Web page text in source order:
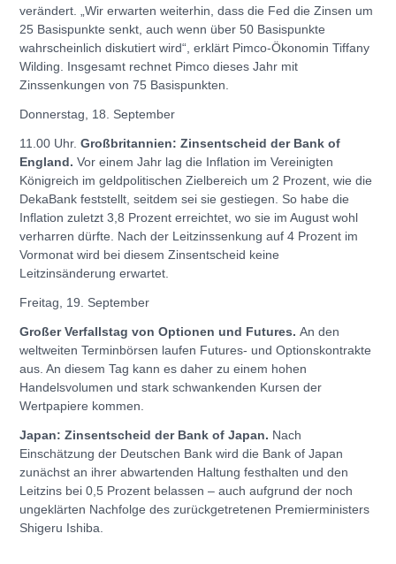
verändert. „Wir erwarten weiterhin, dass die Fed die Zinsen um
25 Basispunkte senkt, auch wenn über 50 Basispunkte
wahrscheinlich diskutiert wird“, erklärt Pimco-Ökonomin Tiffany
Wilding. Insgesamt rechnet Pimco dieses Jahr mit
Zinssenkungen von 75 Basispunkten.
Donnerstag, 18. September
11.00 Uhr. Großbritannien: Zinsentscheid der Bank of
England. Vor einem Jahr lag die Inflation im Vereinigten
Königreich im geldpolitischen Zielbereich um 2 Prozent, wie die
DekaBank feststellt, seitdem sei sie gestiegen. So habe die
Inflation zuletzt 3,8 Prozent erreichtet, wo sie im August wohl
verharren dürfte. Nach der Leitzinssenkung auf 4 Prozent im
Vormonat wird bei diesem Zinsentscheid keine
Leitzinsänderung erwartet.
Freitag, 19. September
Großer Verfallstag von Optionen und Futures. An den
weltweiten Terminbörsen laufen Futures- und Optionskontrakte
aus. An diesem Tag kann es daher zu einem hohen
Handelsvolumen und stark schwankenden Kursen der
Wertpapiere kommen.
Japan: Zinsentscheid der Bank of Japan. Nach
Einschätzung der Deutschen Bank wird die Bank of Japan
zunächst an ihrer abwartenden Haltung festhalten und den
Leitzins bei 0,5 Prozent belassen – auch aufgrund der noch
ungeklärten Nachfolge des zurückgetretenen Premierministers
Shigeru Ishiba.